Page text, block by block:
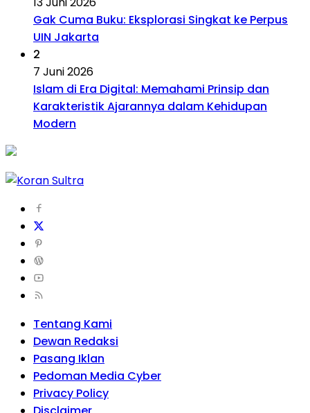
Gak Cuma Buku: Eksplorasi Singkat ke Perpus
UIN Jakarta
2
7 Juni 2026
Islam di Era Digital: Memahami Prinsip dan
Karakteristik Ajarannya dalam Kehidupan
Modern
Tentang Kami
Dewan Redaksi
Pasang Iklan
Pedoman Media Cyber
Privacy Policy